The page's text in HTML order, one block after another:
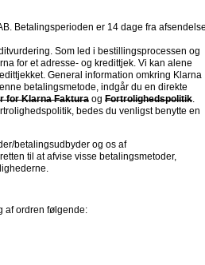
Som led i bestillingsprocessen og
for et adresse- og kredittjek. Vi kan alene
General information omkring Klarna
betalingsmetode, indgår du en direkte
for Klarna Faktura og Fortrolighedspolitik.
bedes du venligst benytte en
betalingsudbyder og os af
til at afvise visse betalingsmetoder,
af ordren følgende: